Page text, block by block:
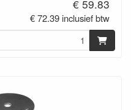
€ 59.83
€ 72.39 inclusief btw